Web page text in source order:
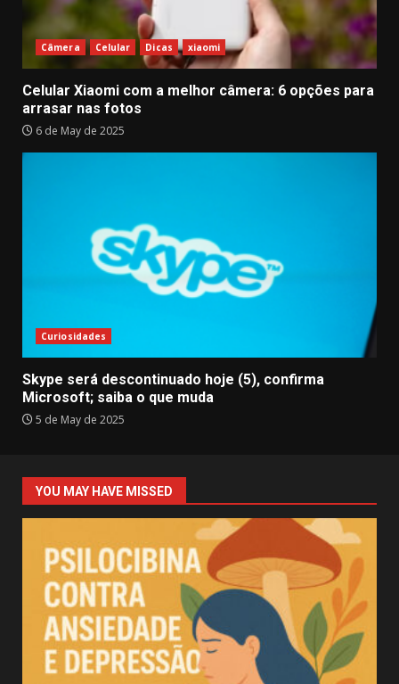
Câmera Celular Dicas xiaomi
Celular Xiaomi com a melhor câmera: 6 opções para
arrasar nas fotos
6 de May de 2025
Curiosidades
Skype será descontinuado hoje (5), confirma
Microsoft; saiba o que muda
5 de May de 2025
YOU MAY HAVE MISSED